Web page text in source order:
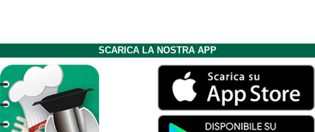
SCARICA LA NOSTRA APP